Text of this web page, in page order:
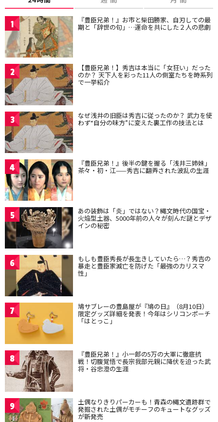
1 『豊臣兄弟！』お市と柴田勝家、自刃しての最
期と「辞世の句」…運命を共にした２人の悲劇
2 【豊臣兄弟！】秀吉は本当に「女狂い」だった
のか？ 天下人を彩った11人の側室たちを時系列
で一挙紹介
3 なぜ浅井の旧臣は秀吉に従ったのか？ 武力を使
わず“自分の味方”に変えた裏工作の技法とは
4 『豊臣兄弟！』後半の鍵を握る「浅井三姉妹」
茶々・初・江——秀吉に翻弄された波乱の生涯
5 あの装飾は「炎」ではない？縄文時代の国宝・
火焔型土器、5000年前の人々が刻んだ謎とデザ
インの秘密
6 もしも豊臣秀長が長生きしていたら…？秀吉の
暴走と豊臣家滅亡を防げた「最強のカリスマ
性」
7 鳩サブレーの豊島屋が『鳩の日』（8月10日）
限定グッズ詳細を発表！今年はシリコンポーチ
「はとっこ」
8 『豊臣兄弟！』小一郎の5万の大軍に徹底抗
戦！切腹覚悟で長宗我部元親に降伏を迫った武
将・谷忠澄の生涯
9 土偶なりきりパーカーも！青森の縄文遺跡群で
発掘された土偶がモチーフのキュートなグッズ
が新発売